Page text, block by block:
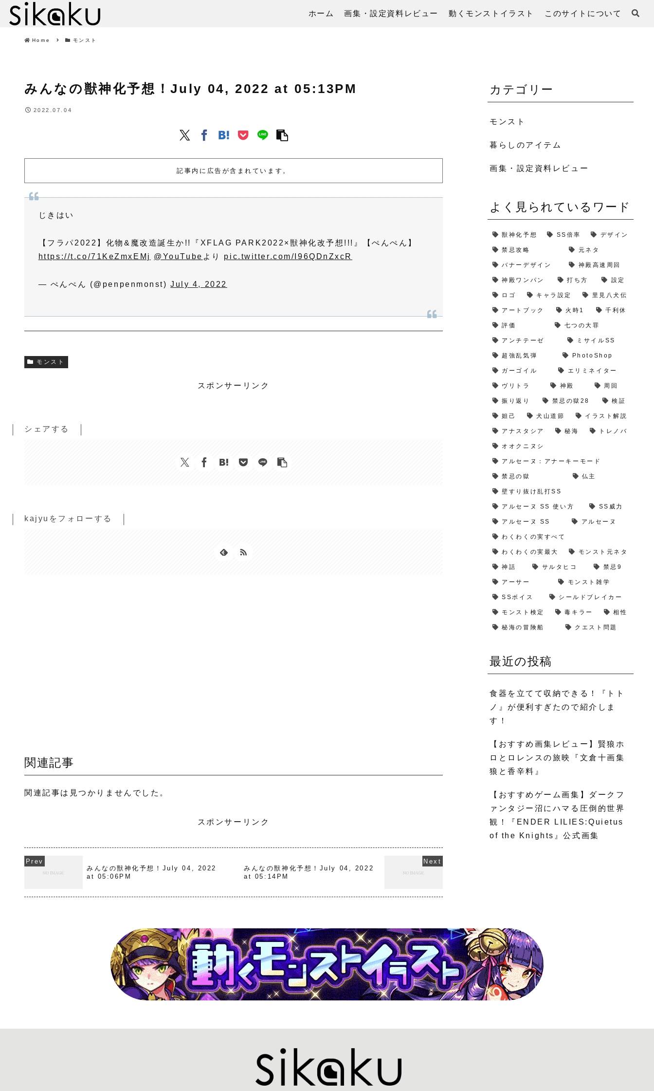
ホーム 画集・設定資料レビュー 動くモンストイラスト このサイトについて
Home モンスト
みんなの獣神化予想！July 04, 2022 at 05:13PM
2022.07.04
記事内に広告が含まれています。
じきはい
【フラパ2022】化物&魔改造誕生か!!『XFLAG PARK2022×獣神化改予想!!!』【ぺんぺん】
https://t.co/71KeZmxEMj
@YouTube より pic.twitter.com/I96QDnZxcR
— ぺんぺん (@penpenmonst)July 4, 2022
モンスト
スポンサーリンク
シェアする
kajyuをフォローする
関連記事
関連記事は見つかりませんでした。
スポンサーリンク
みんなの獣神化予想！July 04, 2022
at 05:06PM
みんなの獣神化予想！July 04, 2022
at 05:14PM
カテゴリー
モンスト
暮らしのアイテム
画集・設定資料レビュー
よく見られているワード
獣神化予想 SS倍率 デザイン
禁忌攻略 元ネタ
バナーデザイン 神殿高速周回
神殿ワンパン 打ち方 設定
ロゴ キャラ設定 里見八犬伝
アートブック 火時1 千利休
評価 七つの大罪
アンチテーゼ ミサイルSS
超強乱気弾 PhotoShop
ガーゴイル エリミネイター
ヴリトラ 神殿 周回
振り返り 禁忌の獄28 検証
妲己 犬山道節 イラスト解説
アナスタシア 秘海 トレノバ
オオクニヌシ
アルセーヌ：アナーキーモード
禁忌の獄 仏主
壁すり抜け乱打SS
アルセーヌ SS 使い方 SS威力
アルセーヌ SS アルセーヌ
わくわくの実すべて
わくわくの実最大 モンスト元ネタ
神話 サルタヒコ 禁忌9
アーサー モンスト雑学
SSボイス シールドブレイカー
モンスト検定 毒キラー 相性
秘海の冒険船 クエスト問題
最近の投稿
食器を立てて収納できる！『トト
ノ』が便利すぎたので紹介しま
す！
【おすすめ画集レビュー】賢狼ホ
ロとロレンスの旅映『文倉十画集
狼と香辛料』
【おすすめゲーム画集】ダークフ
ァンタジー沼にハマる圧倒的世界
観！『ENDER LILIES:Quietus
of the Knights』公式画集